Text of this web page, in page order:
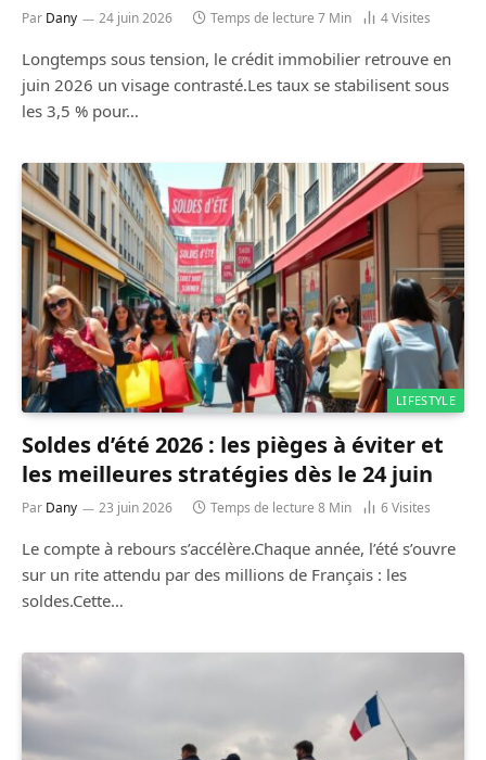
Par Dany 24 juin 2026 Temps de lecture 7 Min 4Visites
Longtemps sous tension, le crédit immobilier retrouve en
juin 2026 un visage contrasté.Les taux se stabilisent sous
les 3,5 % pour…
LIFESTYLE
Soldes d’été 2026 : les pièges à éviter et
les meilleures stratégies dès le 24 juin
Par Dany 23 juin 2026 Temps de lecture 8 Min 6Visites
Le compte à rebours s’accélère.Chaque année, l’été s’ouvre
sur un rite attendu par des millions de Français : les
soldes.Cette…